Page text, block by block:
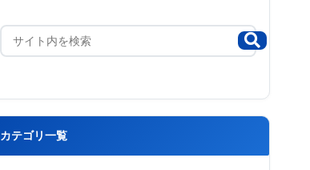
カテゴリ一覧